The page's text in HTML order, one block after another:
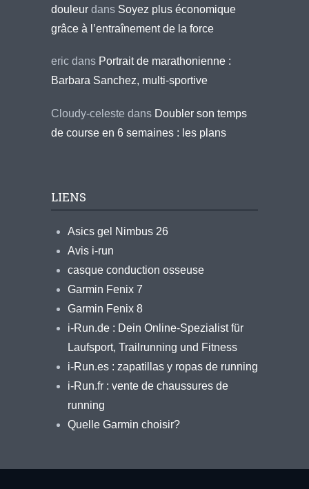
douleur dans Soyez plus économique
grâce à l’entraînement de la force
eric dans Portrait de marathonienne :
Barbara Sanchez, multi-sportive
Cloudy-celeste dans Doubler son temps
de course en 6 semaines : les plans
LIENS
Asics gel Nimbus 26
Avis i-run
casque conduction osseuse
Garmin Fenix 7
Garmin Fenix 8
i-Run.de : Dein Online-Spezialist für
Laufsport, Trailrunning und Fitness
i-Run.es : zapatillas y ropas de running
i-Run.fr : vente de chaussures de
running
Quelle Garmin choisir?